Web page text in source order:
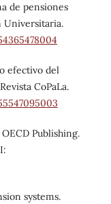
de pensiones
Universitaria.
efectivo del
CoPaLa.
Publishing.
systems.